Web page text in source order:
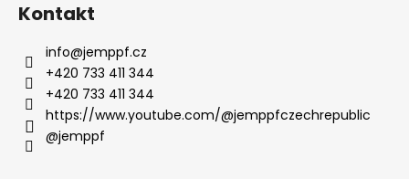
Kontakt
info@jemppf.cz
+420 733 411 344
+420 733 411 344
https://www.youtube.com/@jemppfczechrepublic
@jemppf